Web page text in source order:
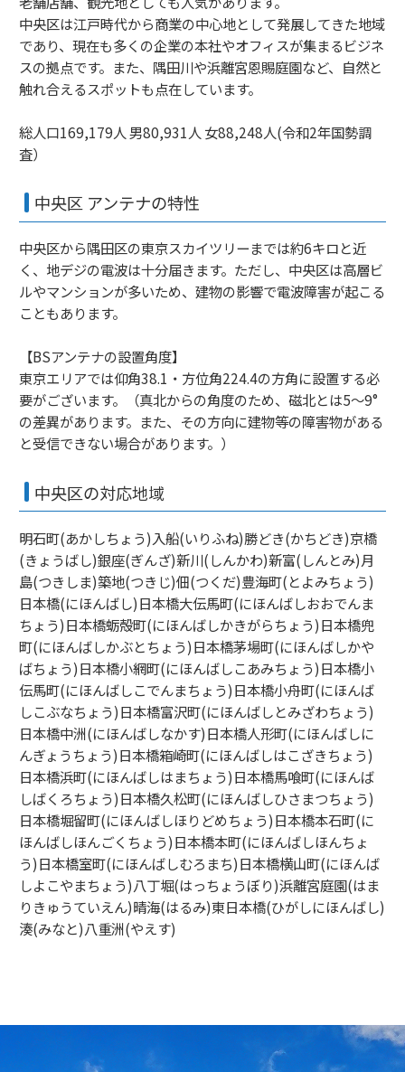
中央区は江戸時代から商業の中心地として発展してきた地域
であり、現在も多くの企業の本社やオフィスが集まるビジネ
スの拠点です。また、隅田川や浜離宮恩賜庭園など、自然と
触れ合えるスポットも点在しています。
総人口169,179人 男80,931人 女88,248人(令和2年国勢調
査）
中央区 アンテナの特性
中央区から隅田区の東京スカイツリーまでは約6キロと近
く、地デジの電波は十分届きます。ただし、中央区は高層ビ
ルやマンションが多いため、建物の影響で電波障害が起こる
こともあります。
【BSアンテナの設置角度】
東京エリアでは仰角38.1・方位角224.4の方角に設置する必
要がございます。（真北からの角度のため、磁北とは5〜9°
の差異があります。また、その方向に建物等の障害物がある
と受信できない場合があります。）
中央区の対応地域
明石町(あかしちょう)入船(いりふね)勝どき(かちどき)京橋
(きょうばし)銀座(ぎんざ)新川(しんかわ)新富(しんとみ)月
島(つきしま)築地(つきじ)佃(つくだ)豊海町(とよみちょう)
日本橋(にほんばし)日本橋大伝馬町(にほんばしおおでんま
ちょう)日本橋蛎殻町(にほんばしかきがらちょう)日本橋兜
町(にほんばしかぶとちょう)日本橋茅場町(にほんばしかや
ばちょう)日本橋小網町(にほんばしこあみちょう)日本橋小
伝馬町(にほんばしこでんまちょう)日本橋小舟町(にほんば
しこぶなちょう)日本橋富沢町(にほんばしとみざわちょう)
日本橋中洲(にほんばしなかす)日本橋人形町(にほんばしに
んぎょうちょう)日本橋箱崎町(にほんばしはこざきちょう)
日本橋浜町(にほんばしはまちょう)日本橋馬喰町(にほんば
しばくろちょう)日本橋久松町(にほんばしひさまつちょう)
日本橋堀留町(にほんばしほりどめちょう)日本橋本石町(に
ほんばしほんごくちょう)日本橋本町(にほんばしほんちょ
う)日本橋室町(にほんばしむろまち)日本橋横山町(にほんば
しよこやまちょう)八丁堀(はっちょうぼり)浜離宮庭園(はま
りきゅうていえん)晴海(はるみ)東日本橋(ひがしにほんばし)
湊(みなと)八重洲(やえす)